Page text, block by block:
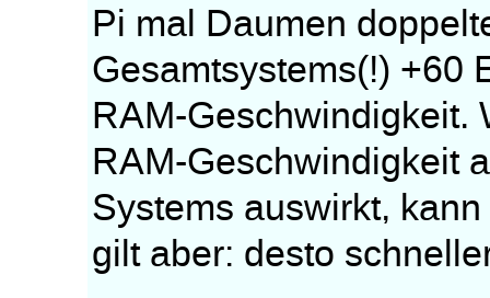
Pi mal Daumen
Gesamtsystems(!) +60
RAM-Geschwindigkeit.
RAM-Geschwindigkeit
Systems auswirkt,
gilt aber: desto